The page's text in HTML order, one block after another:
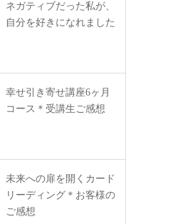
ネガティブだった私が、
自分を好きになれました
幸せ引き寄せ講座6ヶ月
コース＊受講生ご感想
未来への扉を開くカード
リーディング＊お客様の
ご感想